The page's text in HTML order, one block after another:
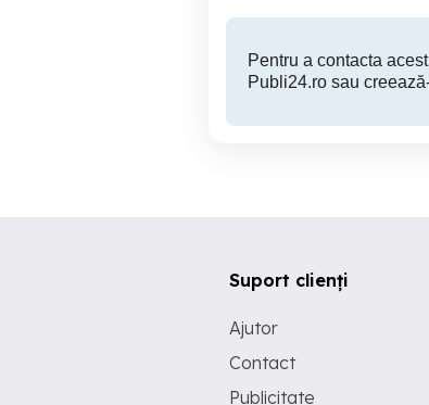
Pentru a contacta
Publi24.ro sau
Suport clienți
Ajutor
Contact
Publicitate